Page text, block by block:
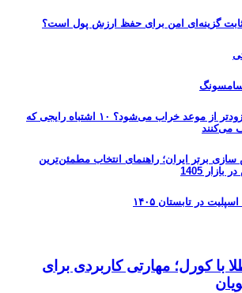
ثابت گزینه‌ای امن برای حفظ ارزش پول است؟
سامسونگ
چرا باتری خودرو زودتر از موعد خراب می‌شود؟ ۱۰ اشتباه رایجی که
می‌کنند
سازی برتر ایران؛ راهنمای انتخاب مطمئن‌ترین
1405
در تابستان ۱۴۰۵
با کورل؛ مهارتی کاربردی برای